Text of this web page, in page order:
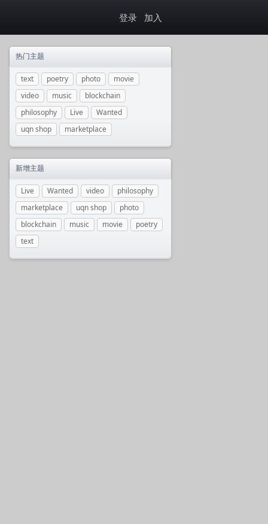
登录 加入
热门主题
text poetry photo
movie
video
music
blockchain
philosophy
Live
Wanted
uqn shop
marketplace
新增主题
Live Wanted video
philosophy
marketplace
uqn shop
photo
blockchain
music movie
poetry
text